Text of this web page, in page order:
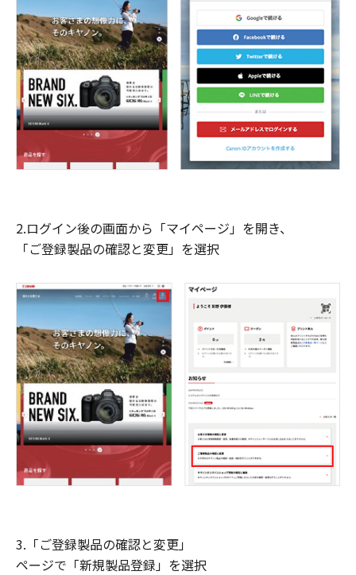
2.ログイン後の画面から「マイページ」を開き、
「ご登録製品の確認と変更」を選択
3.「ご登録製品の確認と変更」
ページで「新規製品登録」を選択